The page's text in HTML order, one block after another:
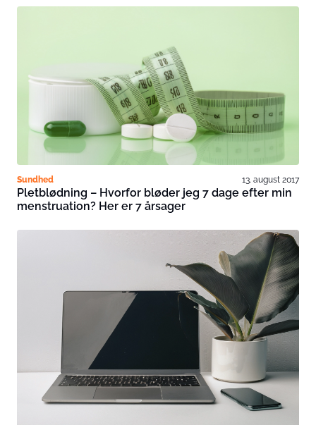
Sundhed 13. august 2017
Pletblødning – Hvorfor bløder jeg 7 dage efter min
menstruation? Her er 7 årsager